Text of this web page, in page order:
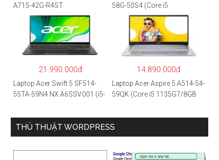
A715-42G-R4ST
NH.QAYSV.004 (R5
5500U/8GB RAM/256GB
SSD/15.6″FHD IPS/GTX1650
4GB/Win10) – Hàng chính
58G-50S4 (Core i5
1135G7/8GB
RAM/512GB/15.6″FHD/MX35
0 2GB/Win 10/Bạc)
21.990.000đ
Laptop Acer Swift 5 SF514-
55TA-59N4 NX.A6SSV.001 (i5-
anh) – Hàng chính hãng
14.890.000đ
Laptop Acer Aspire 5 A514-54-
59QK (Core i5 1135G7/8GB
THỦ THUẬT WORDPRESS